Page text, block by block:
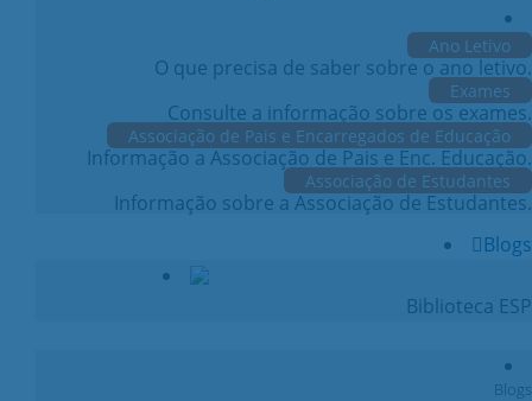
Ano Letivo
O que precisa de saber sobre o ano letivo.
Exames
Consulte a informação sobre os exames.
Associação de Pais e Encarregados de Educação
Informação a Associação de Pais e Enc. Educação.
Associação de Estudantes
Informação sobre a Associação de Estudantes.
Blogs
Biblioteca ESP
Blogs